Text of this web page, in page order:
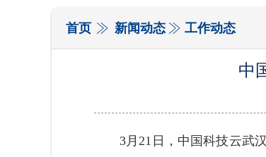
首页 新闻动态 工作动态
中
3月21日，中国科技云武